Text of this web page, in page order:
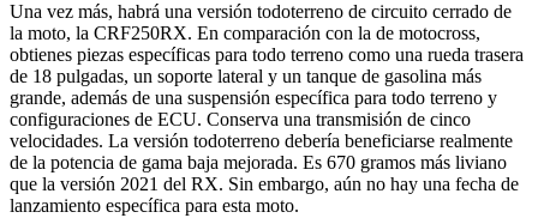
Una vez más, habrá una versión todoterreno de circuito cerrado de
la moto, la CRF250RX. En comparación con la de motocross,
obtienes piezas específicas para todo terreno como una rueda trasera
de 18 pulgadas, un soporte lateral y un tanque de gasolina más
grande, además de una suspensión específica para todo terreno y
configuraciones de ECU. Conserva una transmisión de cinco
velocidades. La versión todoterreno debería beneficiarse realmente
de la potencia de gama baja mejorada. Es 670 gramos más liviano
que la versión 2021 del RX. Sin embargo, aún no hay una fecha de
lanzamiento específica para esta moto.